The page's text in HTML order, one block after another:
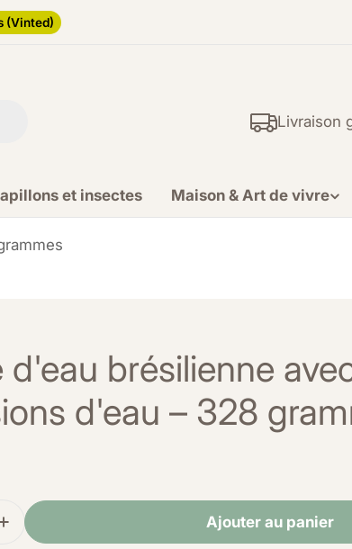
(Vinted)
Livraison
et insectes Maison & Art de vivre
d'eau brésilienne
d'eau – 328
quantité d'agate d'eau brésilienne
Augmenter la quantité d'agate d'eau
Ajouter au panier